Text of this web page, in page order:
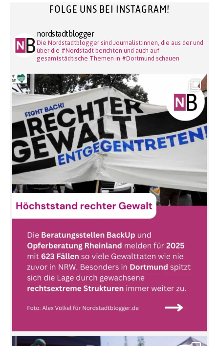
FOLGE UNS BEI INSTAGRAM!
nordstadtblogger
Die Nordstadtblogger sind Journalist:innen, die aus der und
über die #Nordstadt berichten und auch auf
gesamtstädtische Themen in #Dortmund schauen